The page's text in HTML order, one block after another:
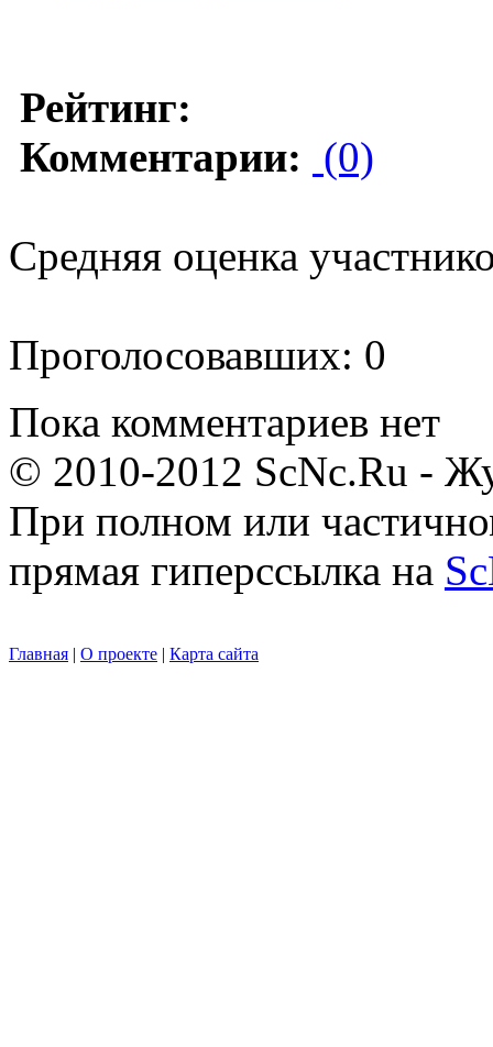
Рейтинг:
Комментарии: (0)
Средняя оценка
Проголосовавших: 0
Пока комментариев нет
© 2010-2012 ScNc.Ru -
При полном или
прямая гиперссылка на
Главная | О проекте | Карта сайта